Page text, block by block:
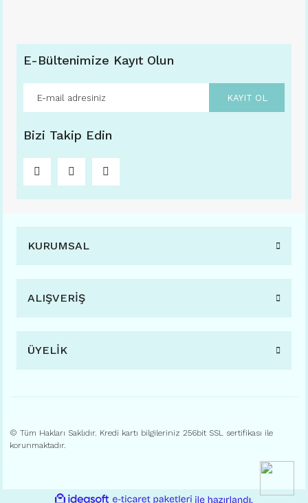
E-Bültenimize Kayıt Olun
KAYIT OL
Bizi Takip Edin
KURUMSAL
ALIŞVERİŞ
ÜYELİK
© Tüm Hakları Saklıdır. Kredi kartı bilgileriniz 256bit SSL sertifikası ile
korunmaktadır.
ideasoft e-